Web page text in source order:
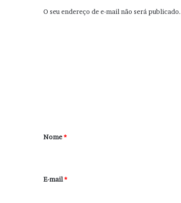
O seu endereço de e-mail não será publicado.
r
*
Nome*
E-mail*